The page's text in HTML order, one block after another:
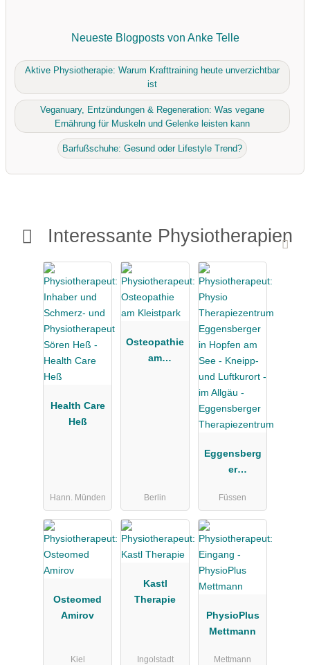
Interessante Physiotherapien
Health Care
Heß
Hann. Münden
Osteopathie
am
Berlin
Eggensberg
er
trum
Füssen
Osteomed
Amirov
Kiel
Kastl
Therapie
Ingolstadt
PhysioPlus
Mettmann
Mettmann
Neueste Blogposts von Anke Telle
Aktive Physiotherapie: Warum Krafttraining heute unverzichtbar
ist
Veganuary, Entzündungen & Regeneration: Was vegane
Ernährung für Muskeln und Gelenke leisten kann
Barfußschuhe: Gesund oder Lifestyle Trend?